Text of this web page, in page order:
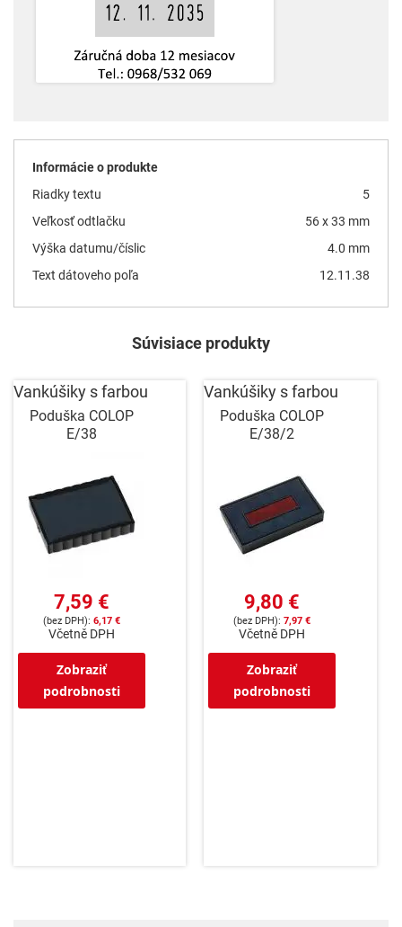
Informácie o produkte
Riadky textu
5
Veľkosť odtlačku
56 x 33 mm
Výška datumu/číslic
4.0 mm
Text dátoveho poľa
12.11.38
Súvisiace produkty
Vankúšiky s farbou
Poduška COLOP
E/38
7,59 €
6,17 €
Včetně DPH
Zobraziť
podrobnosti
Vankúšiky s farbou
Poduška COLOP
E/38/2
9,80 €
7,97 €
Včetně DPH
Zobraziť
podrobnosti